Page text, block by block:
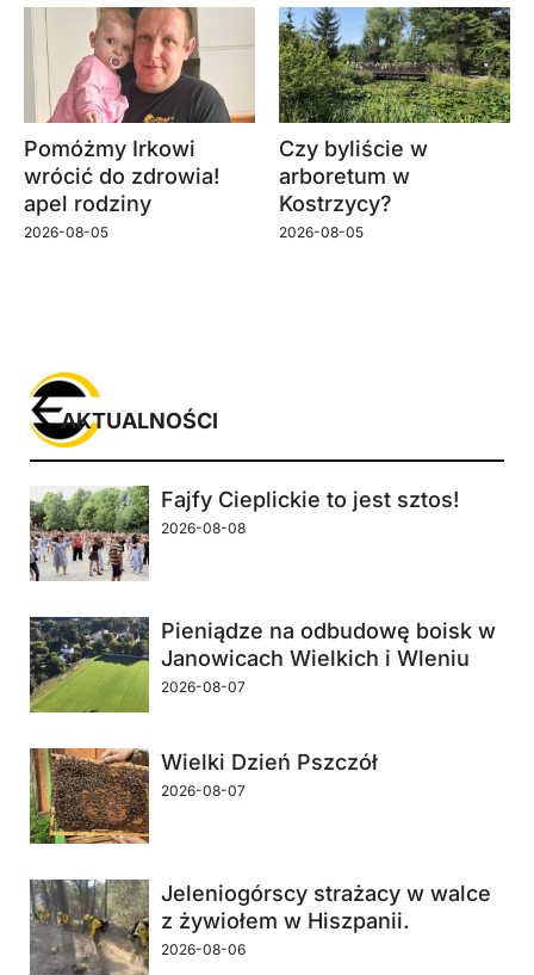
Pomóżmy Irkowi
wrócić do zdrowia!
apel rodziny
2026-08-05
Czy byliście w
arboretum w
Kostrzycy?
2026-08-05
Fajfy Cieplickie to jest sztos!
2026-08-08
Pieniądze na odbudowę boisk w
Janowicach Wielkich i Wleniu
2026-08-07
Wielki Dzień Pszczół
2026-08-07
Jeleniogórscy strażacy w walce
z żywiołem w Hiszpanii.
2026-08-06
AKTUALNOŚCI